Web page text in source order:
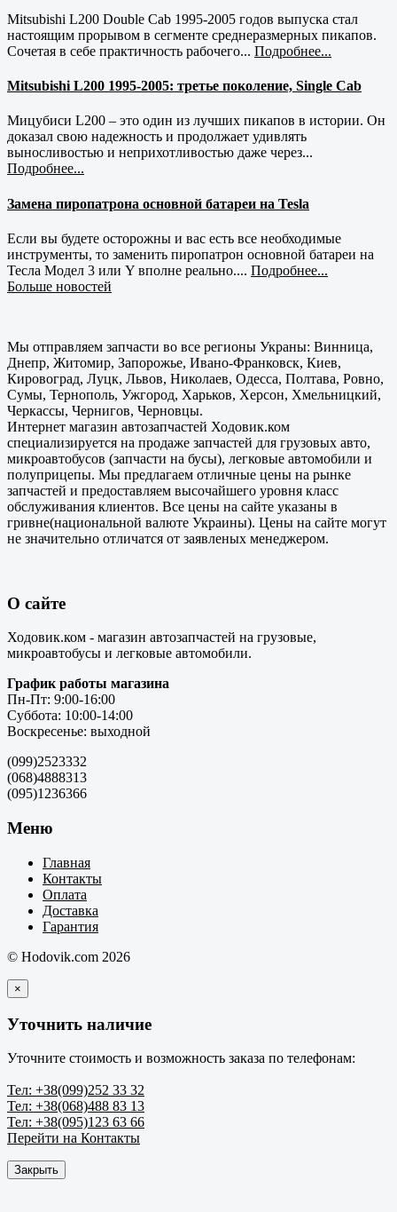
Mitsubishi L200 Double Cab 1995-2005 годов выпуска стал
настоящим прорывом в сегменте среднеразмерных пикапов.
Сочетая в себе практичность рабочего... Подробнее...
Mitsubishi L200 1995-2005: третье поколение, Single Cab
Мицубиси L200 – это один из лучших пикапов в истории. Он
доказал свою надежность и продолжает удивлять
выносливостью и неприхотливостью даже через...
Подробнее...
Замена пиропатрона основной батареи на Tesla
Если вы будете осторожны и вас есть все необходимые
инструменты, то заменить пиропатрон основной батареи на
Тесла Модел 3 или Y вполне реально.... Подробнее...
Больше новостей
Мы отправляем запчасти во все регионы Украны: Винница,
Днепр, Житомир, Запорожье, Ивано-Франковск, Киев,
Кировоград, Луцк, Львов, Николаев, Одесса, Полтава, Ровно,
Сумы, Тернополь, Ужгород, Харьков, Херсон, Хмельницкий,
Черкассы, Чернигов, Черновцы.
Интернет магазин автозапчастей Ходовик.ком
специализируется на продаже запчастей для грузовых авто,
микроавтобусов (запчасти на бусы), легковые автомобили и
полуприцепы. Мы предлагаем отличные цены на рынке
запчастей и предоставляем высочайшего уровня класс
обслуживания клиентов. Все цены на сайте указаны в
гривне(национальной валюте Украины). Цены на сайте могут
не значительно отличатся от заявленых менеджером.
О сайте
Ходовик.ком - магазин автозапчастей на грузовые,
микроавтобусы и легковые автомобили.
График работы магазина
Пн-Пт: 9:00-16:00
Суббота: 10:00-14:00
Воскресенье: выходной
(099)2523332
(068)4888313
(095)1236366
Меню
Главная
Контакты
Оплата
Доставка
Гарантия
© Hodovik.com 2026
×
Уточнить наличие
Уточните стоимость и возможность заказа по телефонам:
Тел: +38(099)252 33 32
Тел: +38(068)488 83 13
Тел: +38(095)123 63 66
Перейти на Контакты
Закрыть